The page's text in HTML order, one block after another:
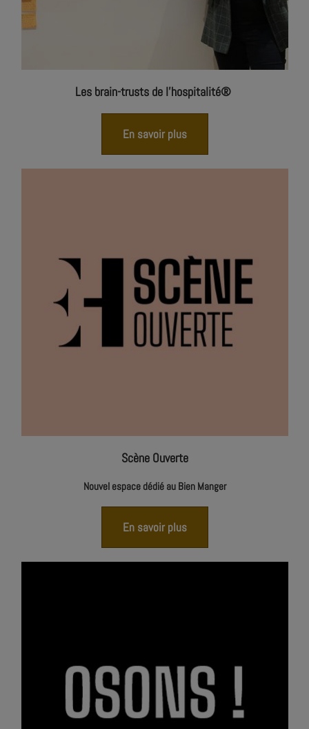
Les brain-trusts de l’hospitalité®
En savoir plus
Scène Ouverte
Nouvel espace dédié au Bien Manger
En savoir plus